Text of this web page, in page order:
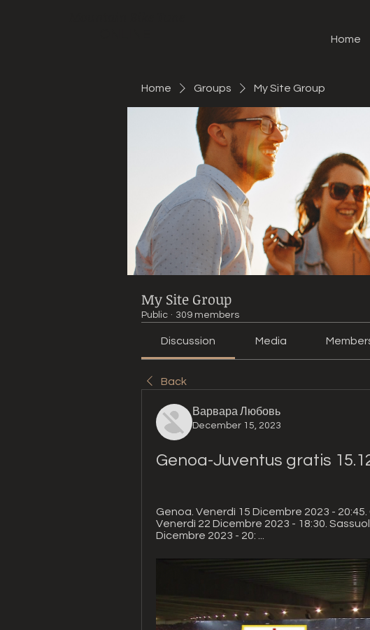
Home
Home Groups My Site Group
My Site Group
Public · 309 members
Discussion Media
Back
Варвара Любовь
December 15, 2023
Genoa-Juventus gratis
Genoa. Venerdì 15 Dicembre 2023 -
Venerdì 22 Dicembre 2023 - 18:30.
Dicembre 2023 - 20: ...